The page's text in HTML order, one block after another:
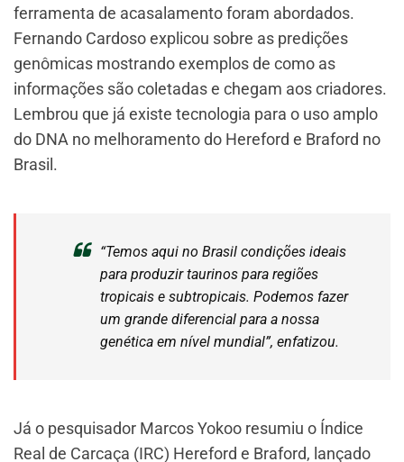
ferramenta de acasalamento foram abordados.
Fernando Cardoso explicou sobre as predições
genômicas mostrando exemplos de como as
informações são coletadas e chegam aos criadores.
Lembrou que já existe tecnologia para o uso amplo
do DNA no melhoramento do Hereford e Braford no
Brasil.
“Temos aqui no Brasil condições ideais
para produzir taurinos para regiões
tropicais e subtropicais. Podemos fazer
um grande diferencial para a nossa
genética em nível mundial”, enfatizou.
Já o pesquisador Marcos Yokoo resumiu o Índice
Real de Carcaça (IRC) Hereford e Braford, lançado